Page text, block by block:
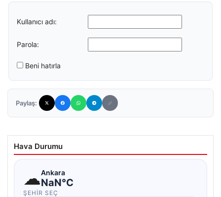
Kullanıcı adı:
Parola:
Beni hatırla
Paylaş:
Hava Durumu
☁Ankara
NaN°C
ŞEHIR SEÇ